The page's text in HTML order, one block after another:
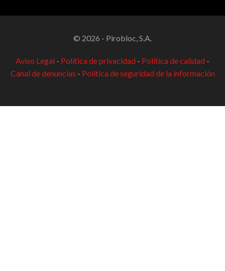
© 2026 - Pirobloc, S.A.
Aviso Legal - Política de privacidad - Política de calidad -
Canal de denuncias - Política de seguridad de la información